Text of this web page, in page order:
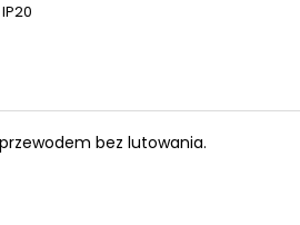
IP20
bez lutowania.